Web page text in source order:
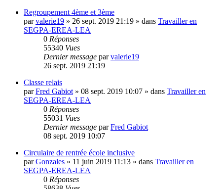
Regroupement 4ème et 3ème
parvalerie19 » 26 sept. 2019 21:19 » dans Travailler en
SEGPA-EREA-LEA
0 Réponses
55340 Vues
Dernier message parvalerie19
26 sept. 2019 21:19
Classe relais
parFred Gabiot » 08 sept. 2019 10:07 » dans Travailler en
SEGPA-EREA-LEA
0 Réponses
55031 Vues
Dernier message parFred Gabiot
08 sept. 2019 10:07
Circulaire de rentrée école inclusive
parGonzales » 11 juin 2019 11:13 » dans Travailler en
SEGPA-EREA-LEA
0 Réponses